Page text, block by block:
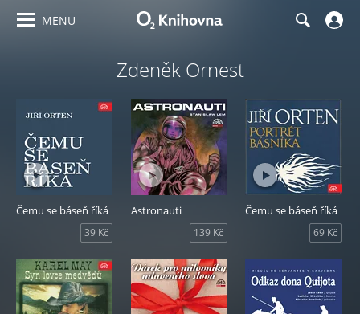
MENU
Zdeněk Ornest
Čemu se báseň říká
39 Kč
Astronauti
139 Kč
Čemu se báseň říká
69 Kč